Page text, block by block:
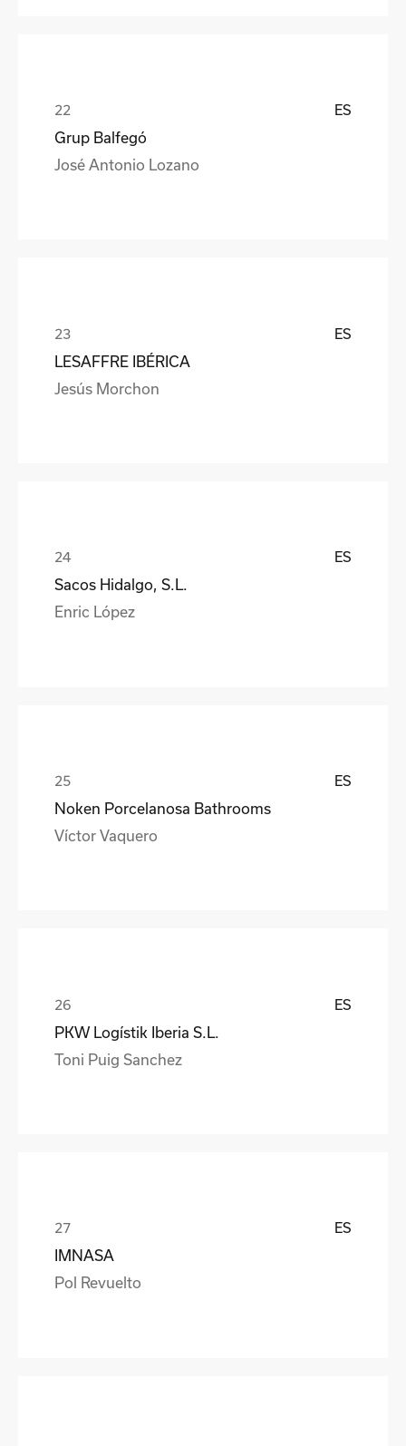
ES
Grup Balfegó
José Antonio Lozano
ES
LESAFFRE IBÉRICA
Jesús Morchon
ES
Sacos Hidalgo, S.L.
Enric López
ES
Noken Porcelanosa Bathrooms
Víctor Vaquero
ES
PKW Logístik Iberia S.L.
Toni Puig Sanchez
ES
IMNASA
Pol Revuelto